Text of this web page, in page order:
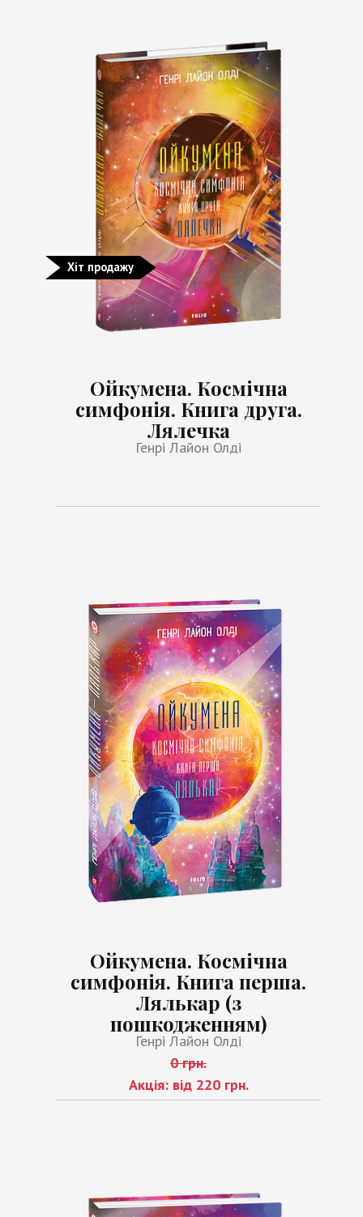
Хіт продажу
Ойкумена. Космічна
симфонія. Книга друга.
Лялечка
Генрі Лайон Олді
Ойкумена. Космічна
симфонія. Книга перша.
Лялькар (з
пошкодженням)
Генрі Лайон Олді
0 грн.
Акція: від 220 грн.